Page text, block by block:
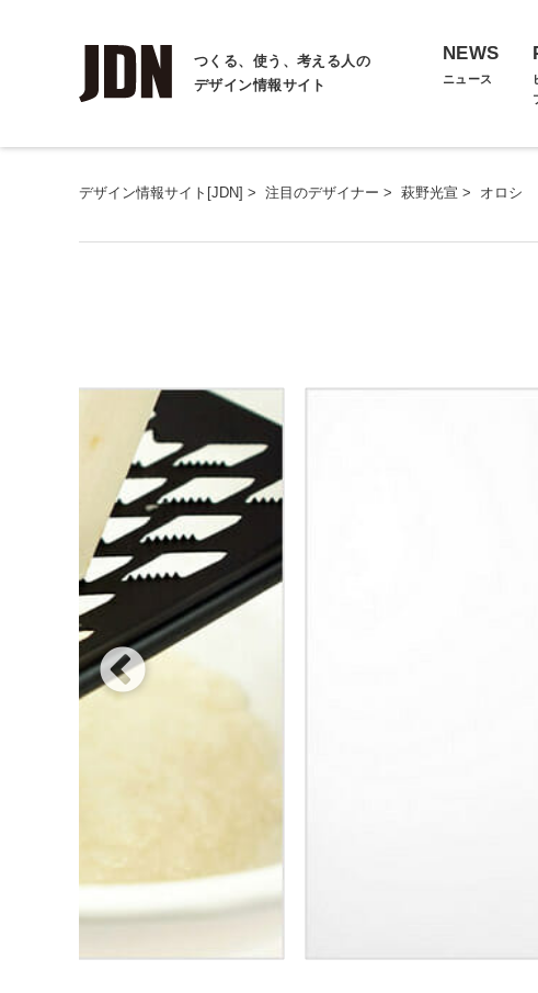
つくる、使う、考える人の
デザイン情報サイト
NEWS
ニュース
デザイン情報サイト[JDN] > 注目のデザイナー > 萩野光宣 > オロシ